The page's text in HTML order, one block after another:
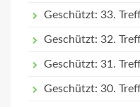
Geschützt: 33.
Geschützt: 32.
Geschützt: 31.
Geschützt: 30.